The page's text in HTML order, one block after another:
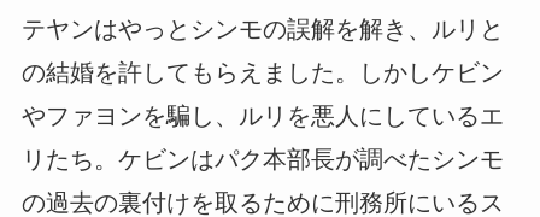
テヤンはやっとシンモの誤解を解き、ルリと
の結婚を許してもらえました。しかしケビン
やファヨンを騙し、ルリを悪人にしているエ
リたち。ケビンはパク本部長が調べたシンモ
の過去の裏付けを取るために刑務所にいるス